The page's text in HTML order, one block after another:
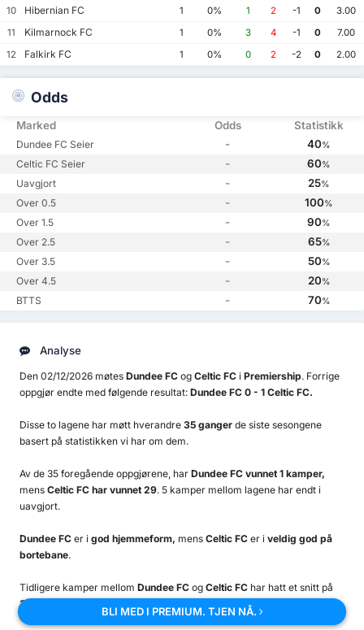
10
Hibernian FC 1 0% 1 2 -1 0
3.00
11
Kilmarnock FC 1 0% 3 4 -1 0
7.00
12
Falkirk FC 1 0% 0 2 -2 0 2.00
Odds
Marked Odds Statistikk
Dundee FC Seier - 40%
Celtic FC Seier - 60%
Uavgjort - 25%
Over 0.5 - 100%
Over 1.5 - 90%
Over 2.5 - 65%
Over 3.5 - 50%
Over 4.5 - 20%
BTTS - 70%
Analyse
Den 02/12/2026 møtes Dundee FC og Celtic FC i Premiership. Forrige
oppgjør endte med følgende resultat: Dundee FC 0 - 1 Celtic FC.
Disse to lagene har møtt hverandre 35 ganger de siste sesongene
basert på statistikken vi har om dem.
Av de 35 foregående oppgjørene, har Dundee FC vunnet 1 kamper,
mens Celtic FC har vunnet 29. 5 kamper mellom lagene har endt i
uavgjort.
Dundee FC er i god hjemmeform, mens Celtic FC er i veldig god på
bortebane.
Tidligere kamper mellom Dundee FC og Celtic FC har hatt et snitt på
3.11 mål,
34%
BLI MED I PREMIUM. TJEN NÅ.